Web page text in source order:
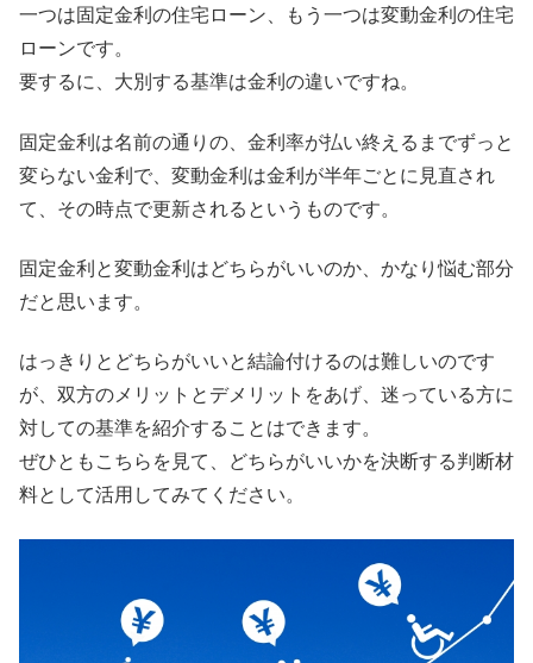
一つは固定金利の住宅ローン 、もう一つは変動金利の住宅
ローンです。
要するに、大別する基準は金利の違いですね。
固定金利は名前の通りの、金利率が払い終えるまでずっと
変らない金利で、変動金利は金利が半年ごとに見直され
て、その時点で更新されるというものです。
固定金利と変動金利はどちらがいいのか、かなり悩む部分
だと思います。
はっきりとどちらがいいと結論付けるのは難しいのです
が、双方のメリットとデメリットをあげ、迷っている方に
対しての基準を紹介することはできます。
ぜひともこちらを見て、どちらがいいかを決断する判断材
料として活用してみてください。